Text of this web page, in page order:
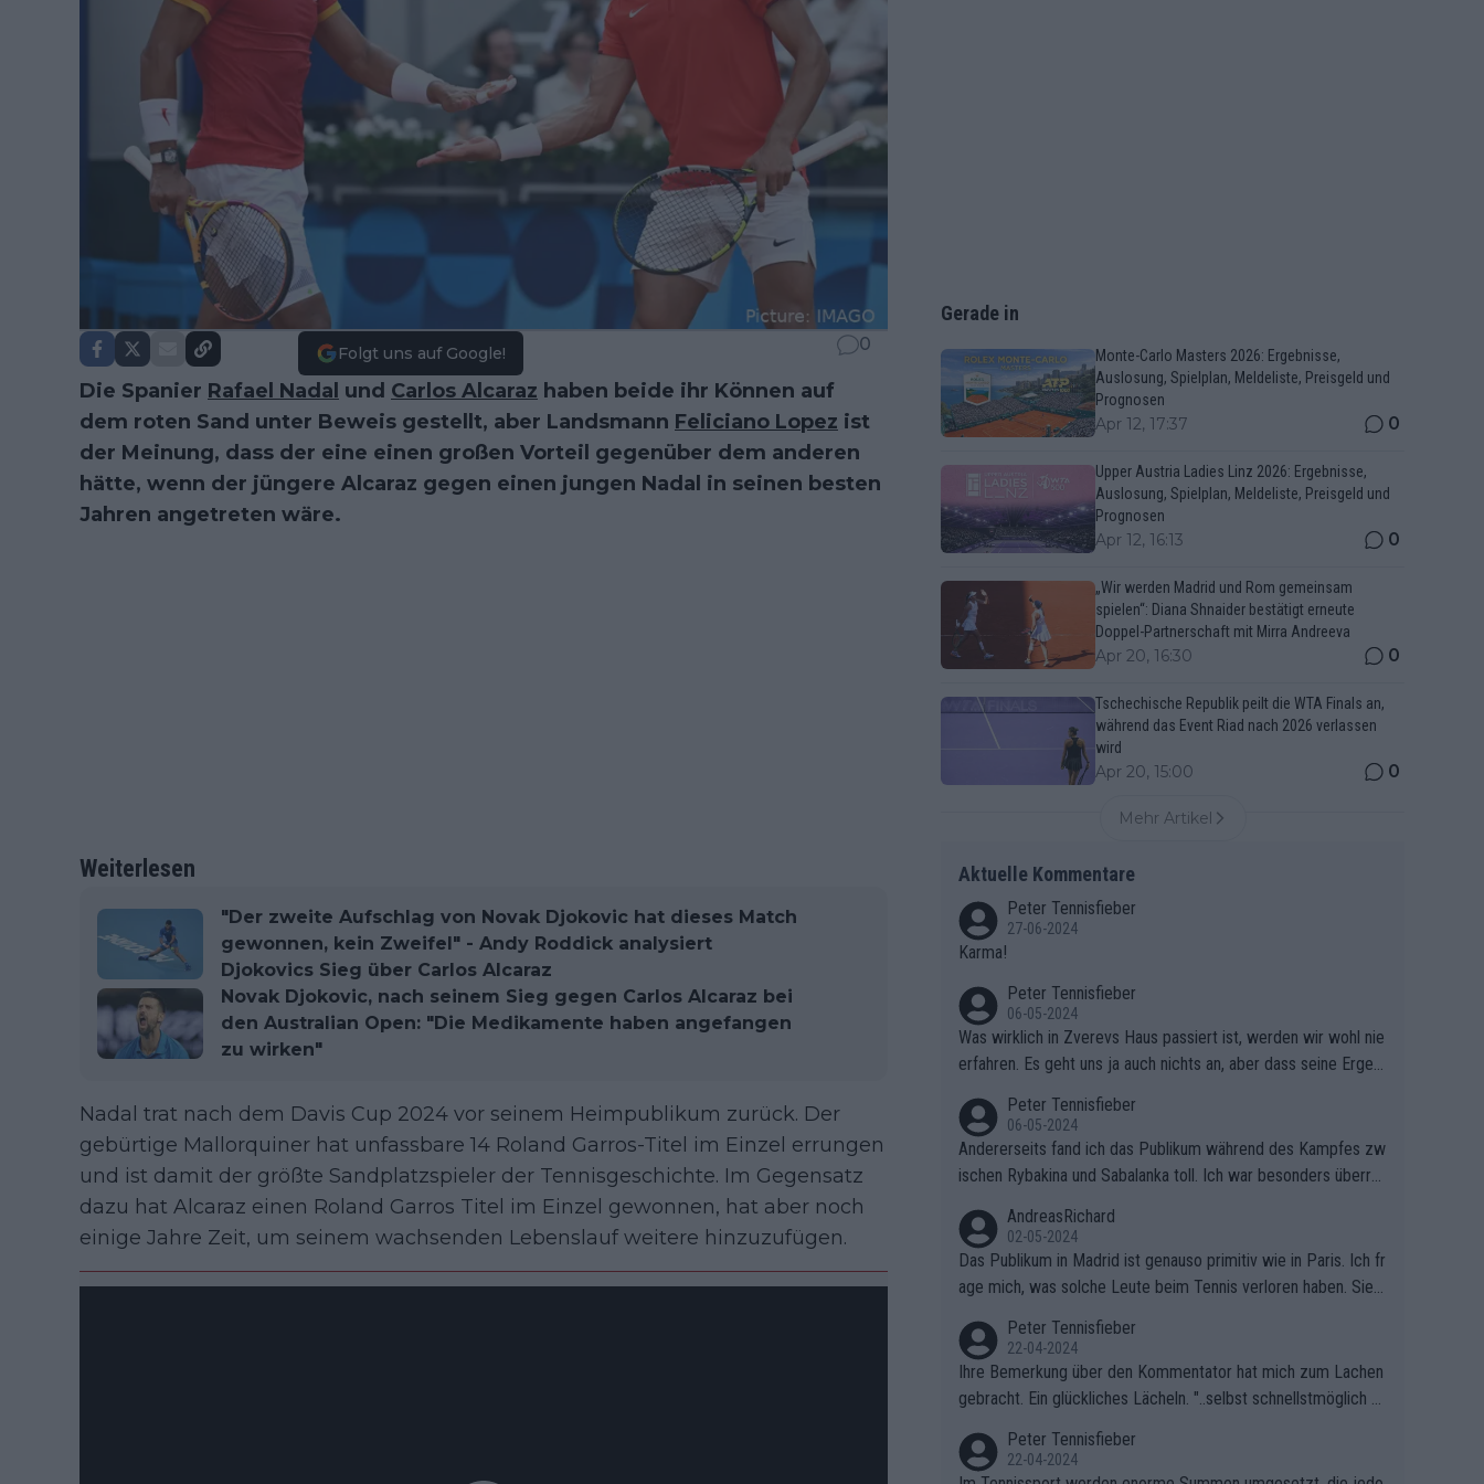
Folgt uns auf Google! 0
Die Spanier Rafael Nadal und Carlos Alcaraz haben beide ihr Können auf
dem roten Sand unter Beweis gestellt, aber Landsmann Feliciano Lopez ist
der Meinung, dass der eine einen großen Vorteil gegenüber dem anderen
hätte, wenn der jüngere Alcaraz gegen einen jungen Nadal in seinen besten
Jahren angetreten wäre.
Weiterlesen
"Der zweite Aufschlag von Novak Djokovic hat dieses Match
gewonnen, kein Zweifel" - Andy Roddick analysiert
Djokovics Sieg über Carlos Alcaraz
Novak Djokovic, nach seinem Sieg gegen Carlos Alcaraz bei
den Australian Open: "Die Medikamente haben angefangen
zu wirken"
Nadal trat nach dem Davis Cup 2024 vor seinem Heimpublikum zurück. Der
gebürtige Mallorquiner hat unfassbare 14 Roland Garros-Titel im Einzel errungen
und ist damit der größte Sandplatzspieler der Tennisgeschichte. Im Gegensatz
dazu hat Alcaraz einen Roland Garros Titel im Einzel gewonnen, hat aber noch
einige Jahre Zeit, um seinem wachsenden Lebenslauf weitere hinzuzufügen.
Gerade in
Monte-Carlo Masters 2026: Ergebnisse,
Auslosung, Spielplan, Meldeliste, Preisgeld und
Prognosen
Apr 12, 17:37 0
Upper Austria Ladies Linz 2026: Ergebnisse,
Auslosung, Spielplan, Meldeliste, Preisgeld und
Prognosen
Apr 12, 16:13 0
„Wir werden Madrid und Rom gemeinsam
spielen“: Diana Shnaider bestätigt erneute
Doppel-Partnerschaft mit Mirra Andreeva
Apr 20, 16:30 0
Tschechische Republik peilt die WTA Finals an,
während das Event Riad nach 2026 verlassen
wird
Apr 20, 15:00 0
Mehr Artikel
Aktuelle Kommentare
Peter Tennisfieber
27-06-2024
Karma!
Peter Tennisfieber
06-05-2024
Was wirklich in Zverevs Haus passiert ist, werden wir wohl nie
erfahren. Es geht uns ja auch nichts an, aber dass seine Ergeb
Peter Tennisfieber
06-05-2024
Andererseits fand ich das Publikum während des Kampfes zw
ischen Rybakina und Sabalanka toll. Ich war besonders überras
AndreasRichard
02-05-2024
Das Publikum in Madrid ist genauso primitiv wie in Paris. Ich fr
age mich, was solche Leute beim Tennis verloren haben. Sie s
ben.
Peter Tennisfieber
22-04-2024
Ihre Bemerkung über den Kommentator hat mich zum Lachen
gebracht. Ein glückliches Lächeln. "..selbst schnellstmöglich na
Peter Tennisfieber
22-04-2024